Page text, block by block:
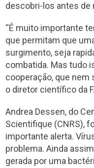
descobri-los antes
“É muito importante
que permitam que
surgimento, seja
combatida. Mas tudo
cooperação, que nem
o diretor científico da
Andrea Dessen, do
Scientifique (CNRS),
importante alerta.
problema. Ainda
gerada por uma